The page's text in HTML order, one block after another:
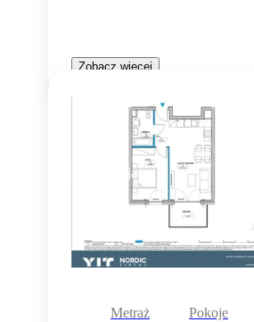
Zobacz więcej
Rezerwacja
Metraż
Pokoje